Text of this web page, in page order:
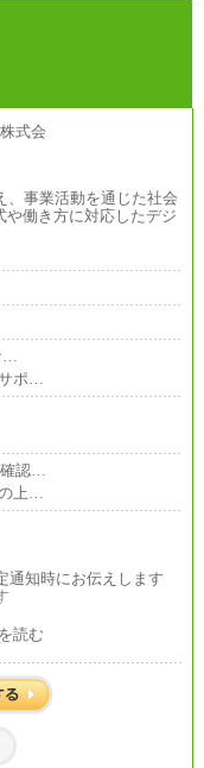
、事業活動を通じた社会
や働き方に対応したデジ
…
ポ…
確認…
上…
通知時にお伝えします
考慮の上、当社規程に
読む